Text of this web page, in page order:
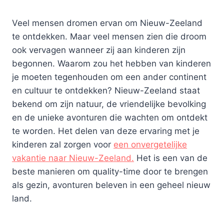
Veel mensen dromen ervan om Nieuw-Zeeland
te ontdekken. Maar veel mensen zien die droom
ook vervagen wanneer zij aan kinderen zijn
begonnen. Waarom zou het hebben van kinderen
je moeten tegenhouden om een ander continent
en cultuur te ontdekken? Nieuw-Zeeland staat
bekend om zijn natuur, de vriendelijke bevolking
en de unieke avonturen die wachten om ontdekt
te worden. Het delen van deze ervaring met je
kinderen zal zorgen voor een onvergetelijke
vakantie naar Nieuw-Zeeland. Het is een van de
beste manieren om quality-time door te brengen
als gezin, avonturen beleven in een geheel nieuw
land.